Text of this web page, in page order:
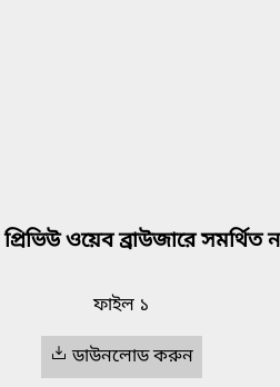
ওয়েব ব্রাউজারে সমর্থিত
ফাইল ১
ডাউনলোড করুন